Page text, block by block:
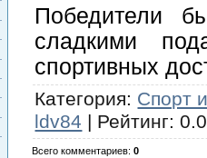
Победители
сладкими
спортивных
Категория: Спорт
ldv84 | Рейтинг:0.0
Всего комментариев:0